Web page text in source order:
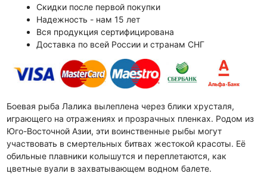
Скидки после первой покупки
Надежность - нам 15 лет
Вся продукция сертифицирована
Доставка по всей России и странам СНГ
Боевая рыба Лалика вылеплена через блики хрусталя,
играющего на отражениях и прозрачных пленках. Родом из
Юго-Восточной Азии, эти воинственные рыбы могут
участвовать в смертельных битвах жестокой красоты. Её
обильные плавники колышутся и переплетаются, как
цветные вуали в захватывающем водном балете.